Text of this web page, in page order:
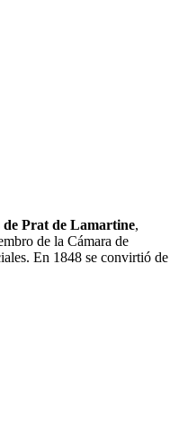
de Prat de Lamartine,
de la Cámara de
En 1848 se convirtió de